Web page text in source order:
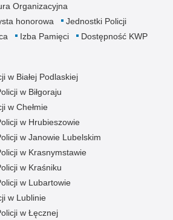
Organizacyjna
honorowa
Jednostki Policji
Izba Pamięci Dostępność KWP
w Białej Podlaskiej
w Biłgoraju
w Chełmie
w Hrubieszowie
w Janowie Lubelskim
w Krasnymstawie
w Kraśniku
w Lubartowie
w Lublinie
w Łęcznej